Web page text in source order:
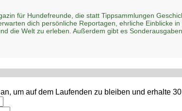
für Hundefreunde, die statt Tippsammlungen
dich persönliche Reportagen, ehrliche Einblicke
die Welt zu erleben. Außerdem gibt es
um auf dem Laufenden zu bleiben und erhalte